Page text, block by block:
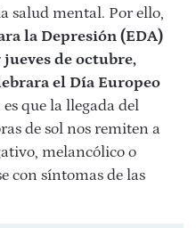
salud mental. Por ello,
la Depresión (EDA)
de octubre,
el Día Europeo
que la llegada del
de sol nos remiten a
melancólico o
con síntomas de las